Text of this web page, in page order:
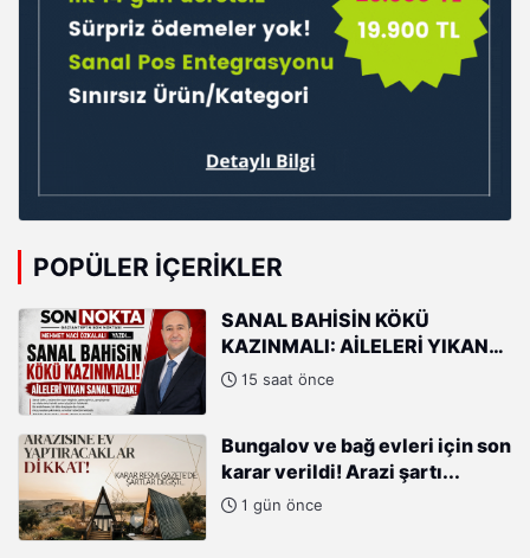
POPÜLER İÇERIKLER
SANAL BAHİSİN KÖKÜ
KAZINMALI: AİLELERİ YIKAN
SANAL TUZAK!
15 saat önce
Bungalov ve bağ evleri için son
karar verildi! Arazi şartı...
1 gün önce